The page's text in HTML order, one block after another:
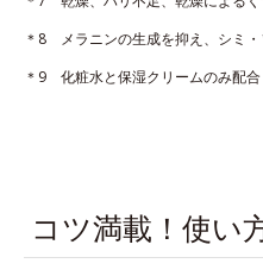
＊8 メラニンの生成を抑え、シミ
＊9 化粧水と保湿クリームのみ配合
コツ満載！使い